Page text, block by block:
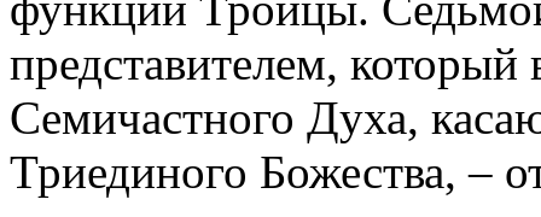
представителем,
Семичастного Духа,
Триединого Божества, –